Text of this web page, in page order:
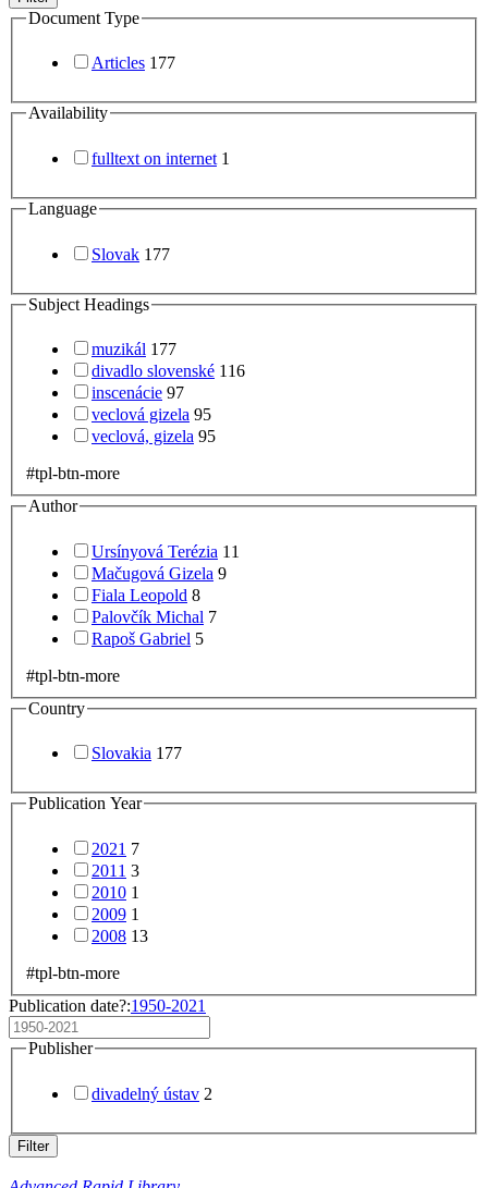
Document Type
Articles 177
Availability
fulltext on internet 1
Language
Slovak 177
Subject Headings
muzikál 177
divadlo slovenské 116
inscenácie 97
veclová gizela 95
veclová, gizela 95
#tpl-btn-more
Author
Ursínyová Terézia 11
Mačugová Gizela 9
Fiala Leopold 8
Palovčík Michal 7
Rapoš Gabriel 5
#tpl-btn-more
Country
Slovakia 177
Publication Year
2021 7
2011 3
2010 1
2009 1
2008 13
#tpl-btn-more
Publication date?:1950-2021
Publisher
divadelný ústav 2
Filter